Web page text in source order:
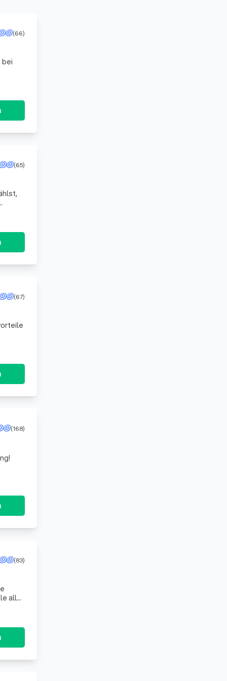
(66)
bei
(65)
(67)
(168)
(83)
aller